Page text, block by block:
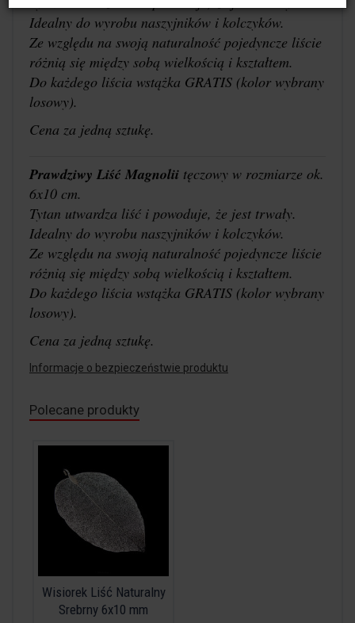
Idealny do wyrobu naszyjników i kolczyków.
Ze względu na swoją naturalność pojedyncze liście
różnią się między sobą wielkością i kształtem.
Do każdego liścia wstążka GRATIS (kolor wybrany
losowy).
Cena za jedną sztukę.
Prawdziwy Liść Magnolii tęczowy w rozmiarze ok.
6x10 cm.
Tytan utwardza liść i powoduje, że jest trwały.
Idealny do wyrobu naszyjników i kolczyków.
Ze względu na swoją naturalność pojedyncze liście
różnią się między sobą wielkością i kształtem.
Do każdego liścia wstążka GRATIS (kolor wybrany
losowy).
Cena za jedną sztukę.
Informacje o bezpieczeństwie produktu
Polecane produkty
Wisiorek Liść Naturalny
Srebrny 6x10 mm